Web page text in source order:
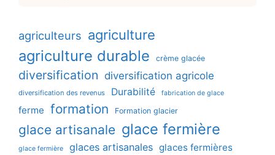
agriculteurs agriculture
agriculture durable crème glacée
diversification diversification agricole
diversification des revenus Durabilité fabrication de glace
ferme formation Formation glacier
glace artisanale glace fermière
glace fermière glaces artisanales glaces fermières